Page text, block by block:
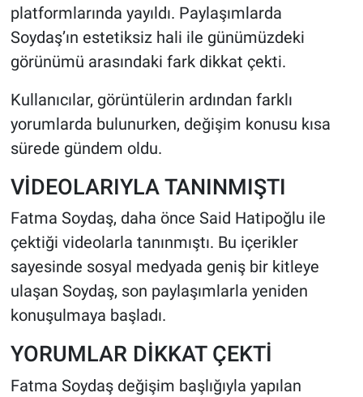
platformlarında yayıldı. Paylaşımlarda
Soydaş’ın estetiksiz hali ile günümüzdeki
görünümü arasındaki fark dikkat çekti.
Kullanıcılar, görüntülerin ardından farklı
yorumlarda bulunurken, değişim konusu kısa
sürede gündem oldu.
VİDEOLARIYLA TANINMIŞTI
Fatma Soydaş, daha önce Said Hatipoğlu ile
çektiği videolarla tanınmıştı. Bu içerikler
sayesinde sosyal medyada geniş bir kitleye
ulaşan Soydaş, son paylaşımlarla yeniden
konuşulmaya başladı.
YORUMLAR DİKKAT ÇEKTİ
Fatma Soydaş değişim başlığıyla yapılan
Bilim, Teknoloji